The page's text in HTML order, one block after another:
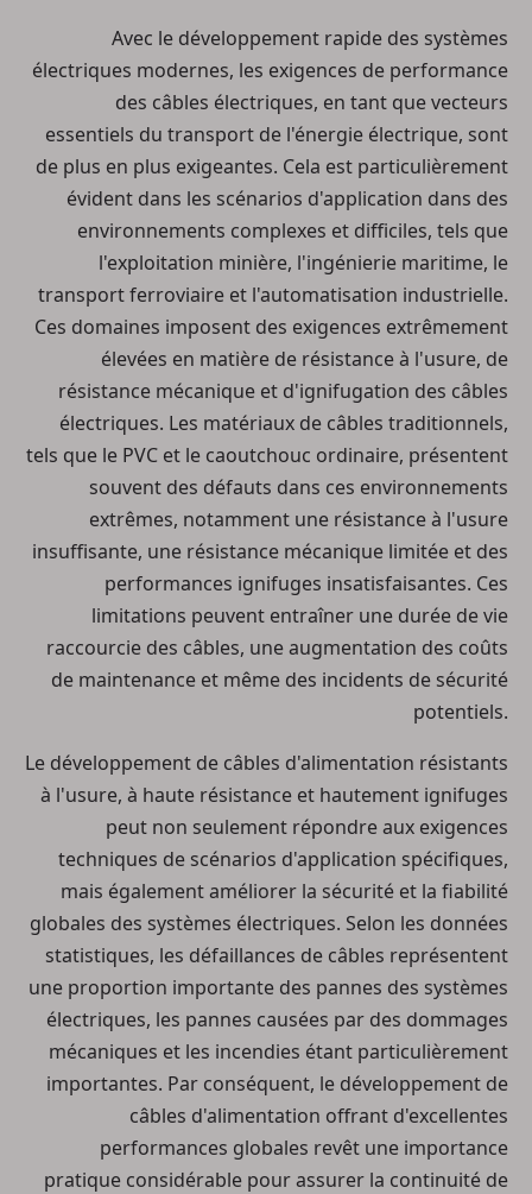
Avec le développement rapide des systèmes
électriques modernes, les exigences de performance
des câbles électriques, en tant que vecteurs
essentiels du transport de l'énergie électrique, sont
de plus en plus exigeantes. Cela est particulièrement
évident dans les scénarios d'application dans des
environnements complexes et difficiles, tels que
l'exploitation minière, l'ingénierie maritime, le
transport ferroviaire et l'automatisation industrielle.
Ces domaines imposent des exigences extrêmement
élevées en matière de résistance à l'usure, de
résistance mécanique et d'ignifugation des câbles
électriques. Les matériaux de câbles traditionnels,
tels que le PVC et le caoutchouc ordinaire, présentent
souvent des défauts dans ces environnements
extrêmes, notamment une résistance à l'usure
insuffisante, une résistance mécanique limitée et des
performances ignifuges insatisfaisantes. Ces
limitations peuvent entraîner une durée de vie
raccourcie des câbles, une augmentation des coûts
de maintenance et même des incidents de sécurité
potentiels.
Le développement de câbles d'alimentation résistants
à l'usure, à haute résistance et hautement ignifuges
peut non seulement répondre aux exigences
techniques de scénarios d'application spécifiques,
mais également améliorer la sécurité et la fiabilité
globales des systèmes électriques. Selon les données
statistiques, les défaillances de câbles représentent
une proportion importante des pannes des systèmes
électriques, les pannes causées par des dommages
mécaniques et les incendies étant particulièrement
importantes. Par conséquent, le développement de
câbles d'alimentation offrant d'excellentes
performances globales revêt une importance
pratique considérable pour assurer la continuité de